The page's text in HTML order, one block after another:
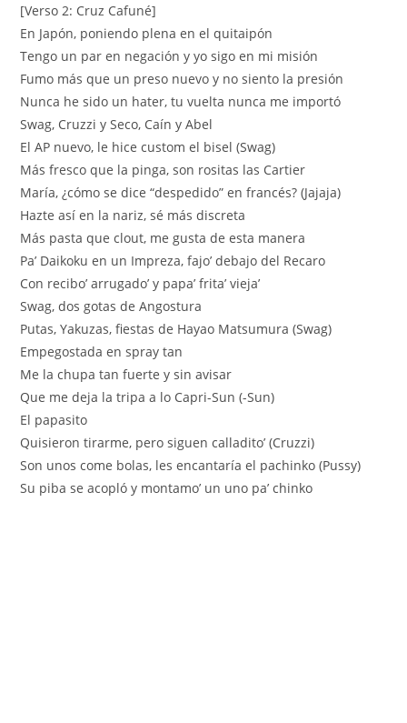
[Verso 2: Cruz Cafuné]
En Japón, poniendo plena en el quitaipón
Tengo un par en negación y yo sigo en mi misión
Fumo más que un preso nuevo y no siento la presión
Nunca he sido un hater, tu vuelta nunca me importó
Swag, Cruzzi y Seco, Caín y Abel
El AP nuevo, le hice custom el bisel (Swag)
Más fresco que la pinga, son rositas las Cartier
María, ¿cómo se dice “despedido” en francés? (Jajaja)
Hazte así en la nariz, sé más discreta
Más pasta que clout, me gusta de esta manera
Pa’ Daikoku en un Impreza, fajo’ debajo del Recaro
Con recibo’ arrugado’ y papa’ frita’ vieja’
Swag, dos gotas de Angostura
Putas, Yakuzas, fiestas de Hayao Matsumura (Swag)
Empegostada en spray tan
Me la chupa tan fuerte y sin avisar
Que me deja la tripa a lo Capri-Sun (-Sun)
El papasito
Quisieron tirarme, pero siguen calladito’ (Cruzzi)
Son unos come bolas, les encantaría el pachinko (Pussy)
Su piba se acopló y montamo’ un uno pa’ chinko